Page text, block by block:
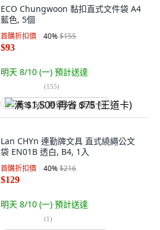
ECO Chungwoon 黏扣直式文件袋 A4
藍色, 5個
首購折扣價 40%$155
$93
明天 8/10 (一) 預計送達
(155)
满 $1,500 再省 $75 (王道卡)
Lan CHYn 連勤牌文具 直式繞繩公文
袋 EN01B 透白, B4, 1入
首購折扣價 40%$216
$129
明天 8/10 (一) 預計送達
(1)